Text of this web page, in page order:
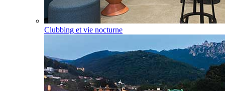
Clubbing et vie nocturne